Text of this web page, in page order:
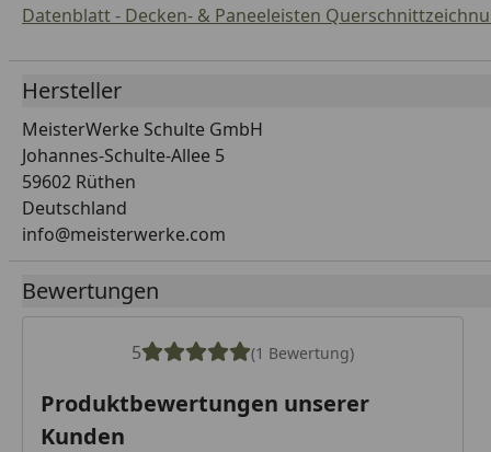
Datenblatt - Decken- & Paneeleisten
Hersteller
MeisterWerke Schulte GmbH
Johannes-Schulte-Allee 5
59602 Rüthen
Deutschland
info@meisterwerke.com
Bewertungen
5 (1 Bewertung)
Produktbewertungen unserer
Kunden